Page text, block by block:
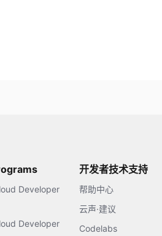
Developer
Developer
开发者技术支持
帮助中心
云声·建议
Codelabs